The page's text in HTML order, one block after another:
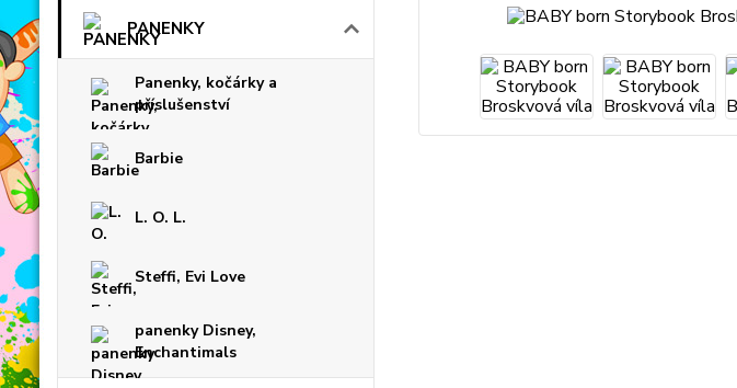
PANENKY
Panenky, kočárky a
příslušenství
Barbie
L. O. L.
Steffi, Evi Love
panenky Disney,
Enchantimals